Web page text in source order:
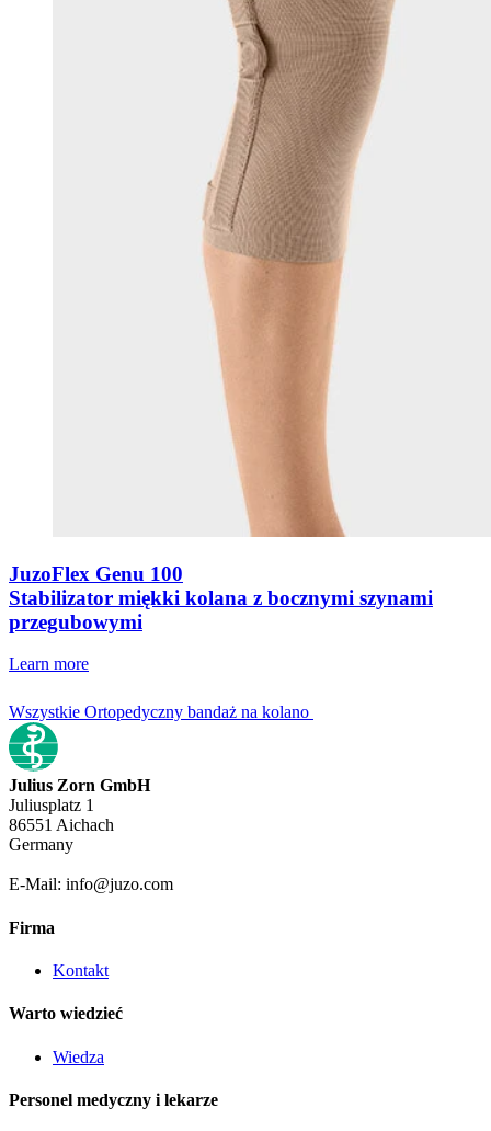
JuzoFlex Genu 100
Stabilizator miękki kolana z bocznymi szynami
przegubowymi
Learn more
Wszystkie Ortopedyczny bandaż na kolano
Julius Zorn GmbH
Juliusplatz 1
86551 Aichach
Germany
E-Mail: info@juzo.com
Firma
Kontakt
Warto wiedzieć
Wiedza
Personel medyczny i lekarze